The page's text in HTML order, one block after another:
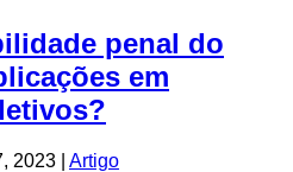
penal do
em
2023 Artigo